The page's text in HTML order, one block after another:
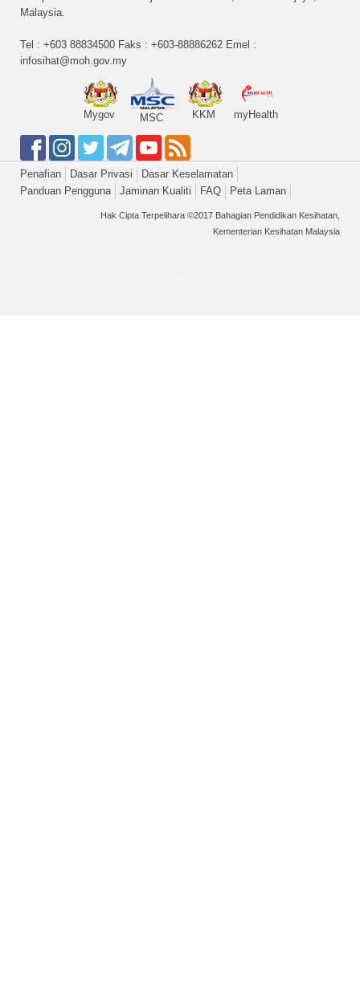
Malaysia.
Tel : +603 88834500 Faks : +603-88886262 Emel :
infosihat@moh.gov.my
Mygov MSC KKM myHealth
Penafian Dasar Privasi
Dasar Keselamatan
Panduan Pengguna
Jaminan Kualiti FAQ Peta Laman
Hak Cipta Terpelihara ©2017 Bahagian Pendidikan Kesihatan,
Kementerian Kesihatan Malaysia